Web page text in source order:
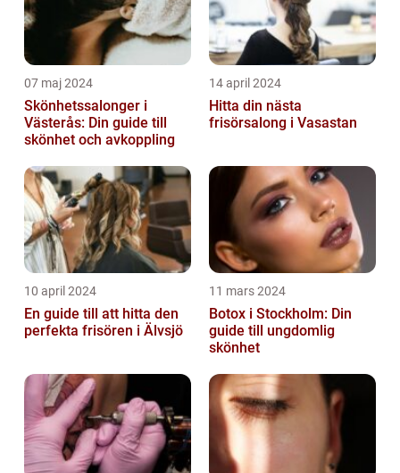
07 maj 2024
Skönhetssalonger i
Västerås: Din guide till
skönhet och avkoppling
14 april 2024
Hitta din nästa
frisörsalong i Vasastan
10 april 2024
En guide till att hitta den
perfekta frisören i Älvsjö
11 mars 2024
Botox i Stockholm: Din
guide till ungdomlig
skönhet